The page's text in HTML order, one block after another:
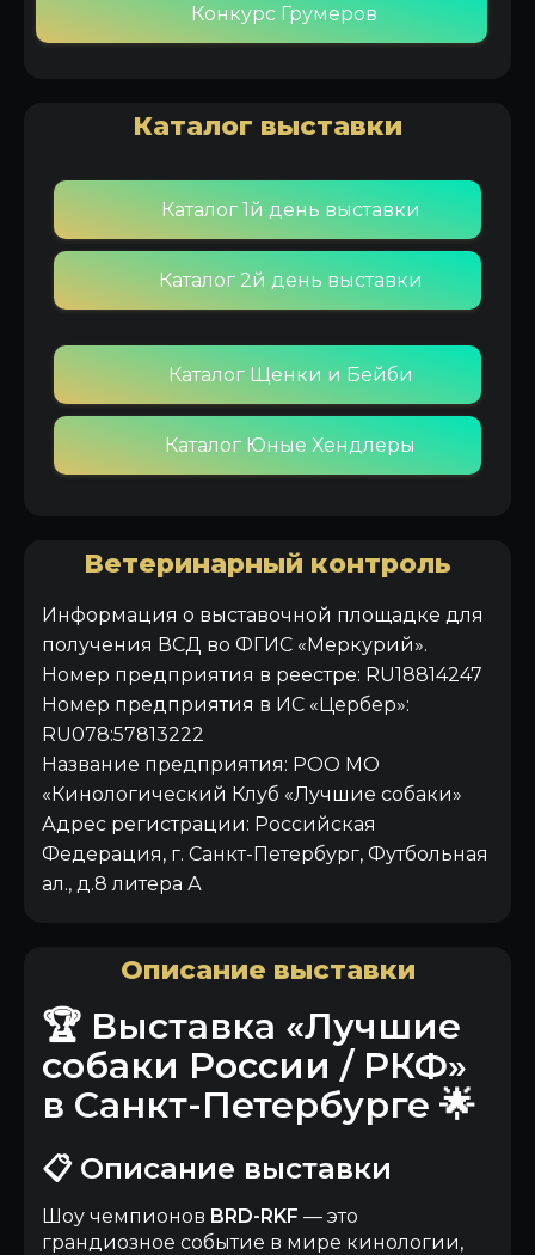
Конкурс Грумеров
Каталог выставки
Каталог 1й день выставки
Каталог 2й день выставки
Каталог Щенки и Бейби
Каталог Юные Хендлеры
Ветеринарный контроль
Информация о выставочной площадке для
получения ВСД во ФГИС «Меркурий».
Номер предприятия в реестре: RU18814247
Номер предприятия в ИС «Цербер»:
RU078:57813222
Название предприятия: РОО МО
«Кинологический Клуб «Лучшие собаки»
Адрес регистрации: Российская
Федерация, г. Санкт-Петербург, Футбольная
ал., д.8 литера А
Описание выставки
🏆 Выставка «Лучшие
собаки России / РКФ»
в Санкт-Петербурге 🌟
📋 Описание выставки
Шоу чемпионов BRD-RKF — это
грандиозное событие в мире кинологии,